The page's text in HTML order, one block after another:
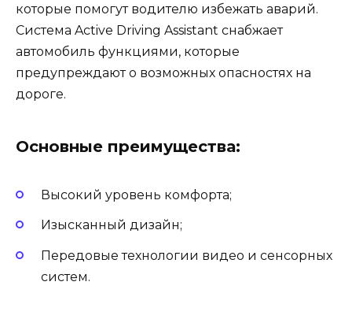
которые помогут водителю избежать аварий.
Система Active Driving Assistant снабжает
автомобиль функциями, которые
предупреждают о возможных опасностях на
дороге.
Основные преимущества:
Высокий уровень комфорта;
Изысканный дизайн;
Передовые технологии видео и сенсорных
систем.